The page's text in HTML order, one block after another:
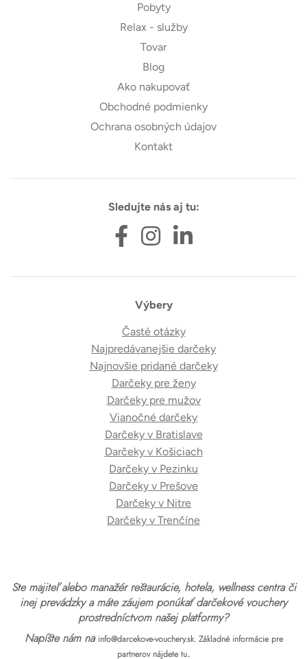
Pobyty
Relax - služby
Tovar
Blog
Ako nakupovať
Obchodné podmienky
Ochrana osobných údajov
Kontakt
Sledujte nás aj tu:
Výbery
Časté otázky
Najpredávanejšie darčeky
Najnovšie pridané darčeky
Darčeky pre ženy
Darčeky pre mužov
Vianočné darčeky
Darčeky v Bratislave
Darčeky v Košiciach
Darčeky v Pezinku
Darčeky v Prešove
Darčeky v Nitre
Darčeky v Trenčíne
Ste majiteľ alebo manažér reštaurácie, hotela, wellness centra či
inej prevádzky a máte záujem ponúkať darčekové vouchery
prostredníctvom našej platformy?
Napíšte nám na info@darcekove-vouchery.sk. Základné informácie pre
partnerov nájdete tu.